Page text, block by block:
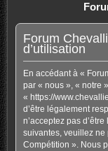
Forum
d’utilisation
En accédant à «
par « nous », « notre
« https://
d’être légalement
n’acceptez pas
suivantes, veuillez
Compétition ». Nous